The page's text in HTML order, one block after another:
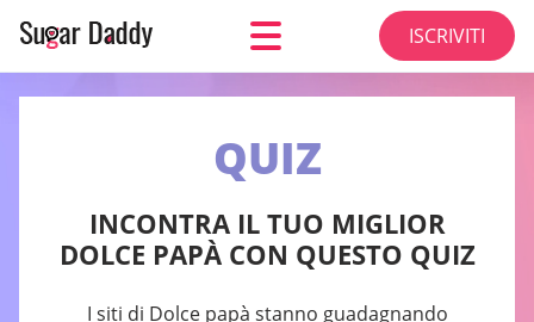
ISCRIVITI
QUIZ
INCONTRA IL TUO MIGLIOR
DOLCE PAPÀ CON QUESTO QUIZ
I siti di Dolce papà stanno guadagnando